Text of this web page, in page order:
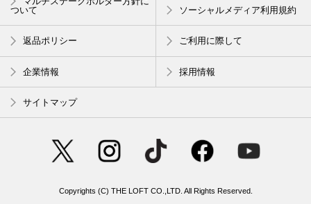
鮮度そのまま "生アロエ"
ネイチャーリパブリック 『ブ
ついて
ソーシャルメディア利用規約
返品ポリシー ご利用に際して
企業情報 採用情報
サイトマップ
Copyrights (C) THE LOFT CO.,LTD. All Rights Reserved.